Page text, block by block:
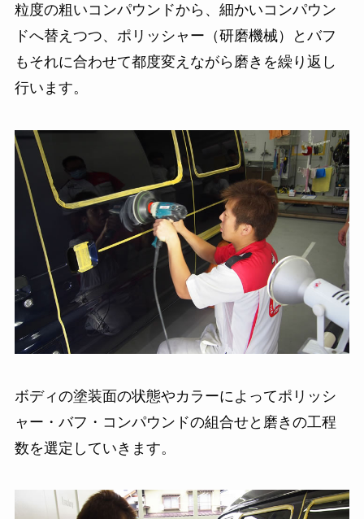
粒度の粗いコンパウンドから、細かいコンパウン
ドへ替えつつ、ポリッシャー（研磨機械）とバフ
もそれに合わせて都度変えながら磨きを繰り返し
行います。
ボディの塗装面の状態やカラーによってポリッシ
ャー・バフ・コンパウンドの組合せと磨きの工程
数を選定していきます。